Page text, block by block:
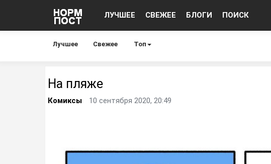
ЛУЧШЕЕ СВЕЖЕЕ БЛОГИ ПОИСК
Лучшее Свежее Топ
На пляже
Комиксы 10 сентября 2020, 20:49